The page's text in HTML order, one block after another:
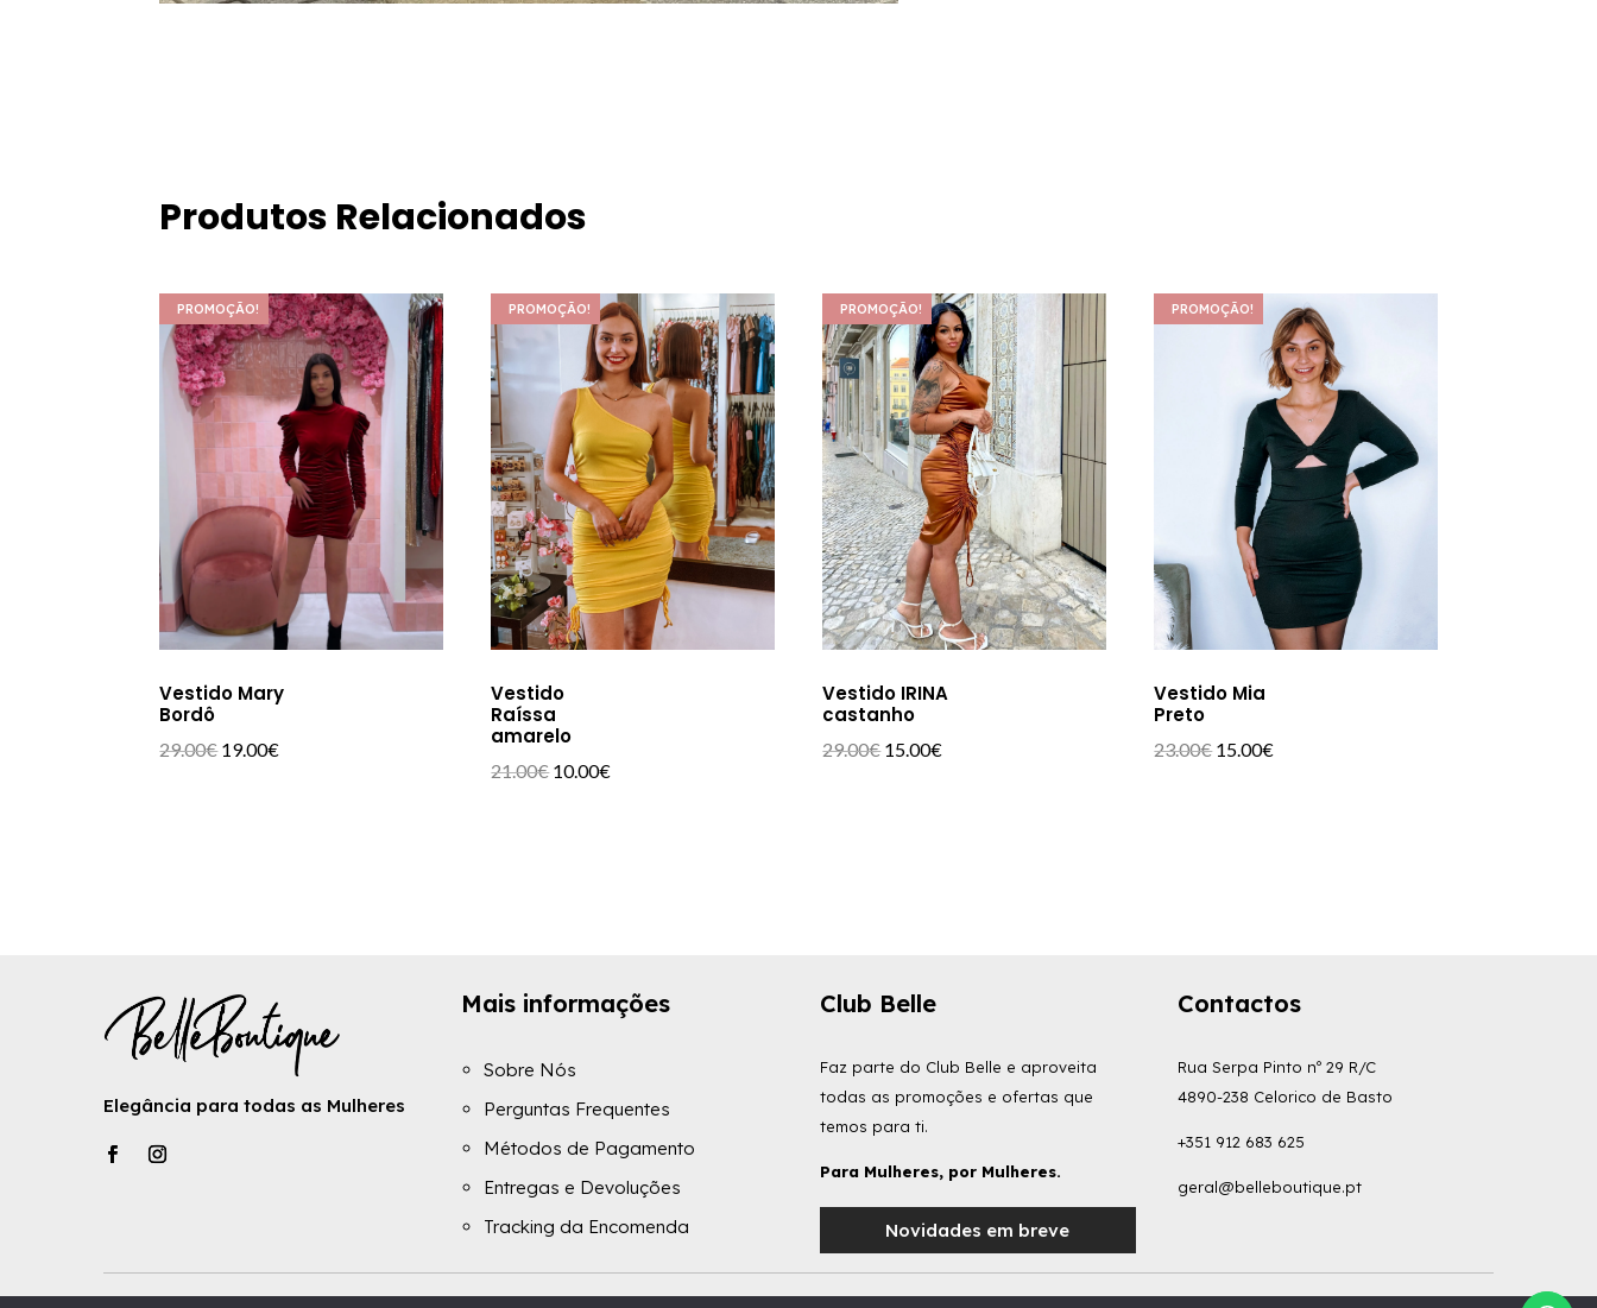
Produtos Relacionados
PROMOÇÃO!
Vestido Mary
Bordô
29.00€O
19.00€O
PROMOÇÃO!
Vestido
Raíssa
amarelo
21.00€O
10.00€O
PROMOÇÃO!
Vestido IRINA
castanho
29.00€O
15.00€O
PROMOÇÃO!
Vestido Mia
Preto
23.00€O
15.00€O
Elegância para todas as Mulheres
Mais informações
Sobre Nós
Perguntas Frequentes
Métodos de Pagamento
Entregas e Devoluções
Tracking da Encomenda
Club Belle
Faz parte do Club Belle e aproveita
todas as promoções e ofertas que
temos para ti.
Para Mulheres, por Mulheres.
Novidades em breve
Contactos
Rua Serpa Pinto nº 29 R/C
4890-238 Celorico de Basto
+351 912 683 625
geral@belleboutique.pt